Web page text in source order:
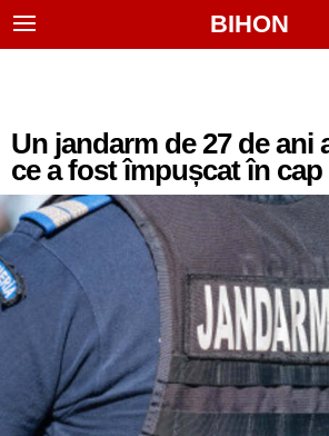
BIHON
Un jandarm de 27 de ani
ce a fost împușcat în